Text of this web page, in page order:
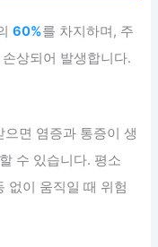
60%를 차지하며, 주
상되어 발생합니다.
면 염증과 통증이 생
수 있습니다. 평소
없이 움직일 때 위험